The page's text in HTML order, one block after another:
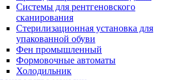
Системы для рентгеновского
сканирования
Стерилизационная установка для
упакованной обуви
Фен промышленный
Формовочные автоматы
Холодильник